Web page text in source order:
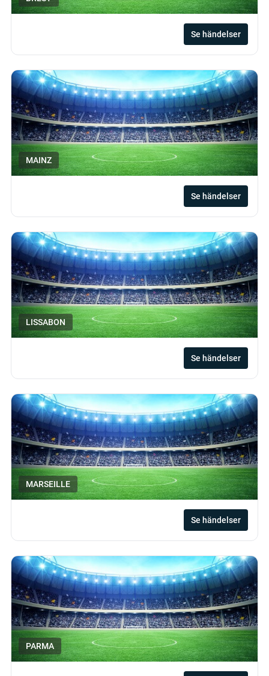
Se händelser
MAINZ
Se händelser
LISSABON
Se händelser
MARSEILLE
Se händelser
PARMA